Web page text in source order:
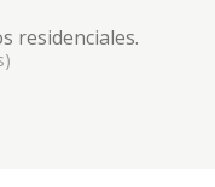
residenciales.
residenciales.
y autopistas.
y de
de otros
otras